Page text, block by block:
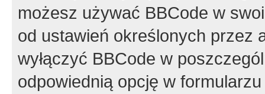
możesz używać BBCode w
od ustawień określonych przez
wyłączyć BBCode w
odpowiednią opcję w